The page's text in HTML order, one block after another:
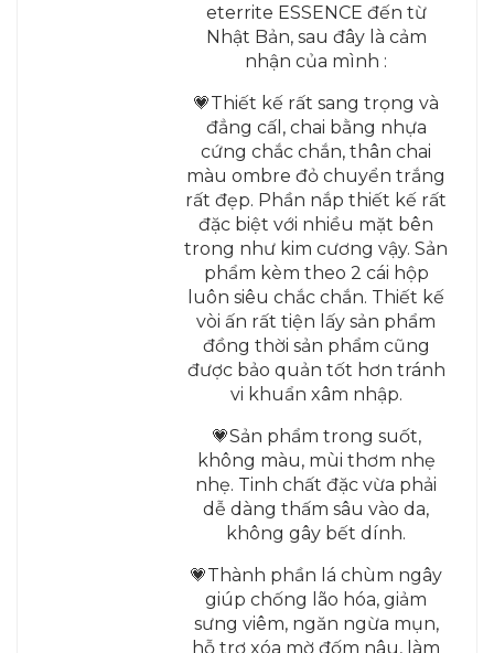
eterrite ESSENCE đến từ
Nhật Bản, sau đây là cảm
nhận của mình :
💗Thiết kế rất sang trọng và
đẳng cấl, chai bằng nhựa
cứng chắc chắn, thân chai
màu ombre đỏ chuyển trắng
rất đẹp. Phần nắp thiết kế rất
đặc biệt với nhiều mặt bên
trong như kim cương vậy. Sản
phẩm kèm theo 2 cái hộp
luôn siêu chắc chắn. Thiết kế
vòi ấn rất tiện lấy sản phẩm
đồng thời sản phẩm cũng
được bảo quản tốt hơn tránh
vi khuẩn xâm nhập.
💗Sản phẩm trong suốt,
không màu, mùi thơm nhẹ
nhẹ. Tinh chất đặc vừa phải
dễ dàng thấm sâu vào da,
không gây bết dính.
💗Thành phần lá chùm ngây
giúp chống lão hóa, giảm
sưng viêm, ngăn ngừa mụn,
hỗ trợ xóa mờ đốm nâu, làm